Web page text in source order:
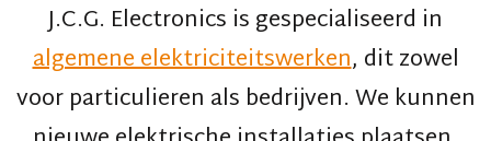
J.C.G. Electronics is gespecialiseerd in
algemene elektriciteitswerken, dit zowel
voor particulieren als bedrijven. We kunnen